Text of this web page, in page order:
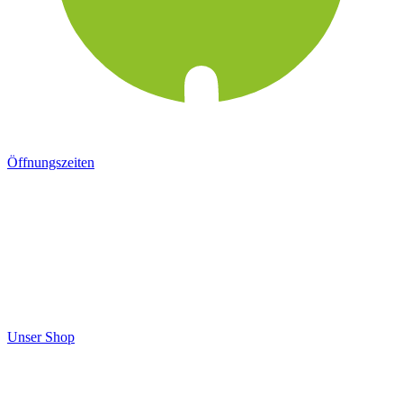
Öffnungszeiten
Unser Shop